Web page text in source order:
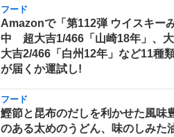
フード
Amazonで「第112弾 ウイスキー
中 超大吉1/466「山崎18年」、大
大吉2/466「白州12年」など11種
が届くか運試し!
フード
鰹節と昆布のだしを利かせた風味
のある太めのうどん、味のしみた